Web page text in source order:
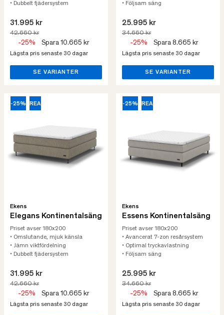
• Dubbelt fjädersystem
31.995 kr
42.660 kr
-25% Spara 10.665 kr
Lägsta pris senaste 30 dagar
SE VARIANTER
• Följsam säng
25.995 kr
34.660 kr
-25% Spara 8.665 kr
Lägsta pris senaste 30 dagar
SE VARIANTER
-25% REA
Ekens
Elegans Kontinentalsäng
Priset avser 180x200
• Omslutande, mjuk känsla
• Jämn viktfördelning
• Dubbelt fjädersystem
31.995 kr
42.660 kr
-25% Spara 10.665 kr
Lägsta pris senaste 30 dagar
-25% REA
Ekens
Essens Kontinentalsäng
Priset avser 180x200
• Avancerat 7-zon resårsystem
• Optimal tryckavlastning
• Följsam säng
25.995 kr
34.660 kr
-25% Spara 8.665 kr
Lägsta pris senaste 30 dagar